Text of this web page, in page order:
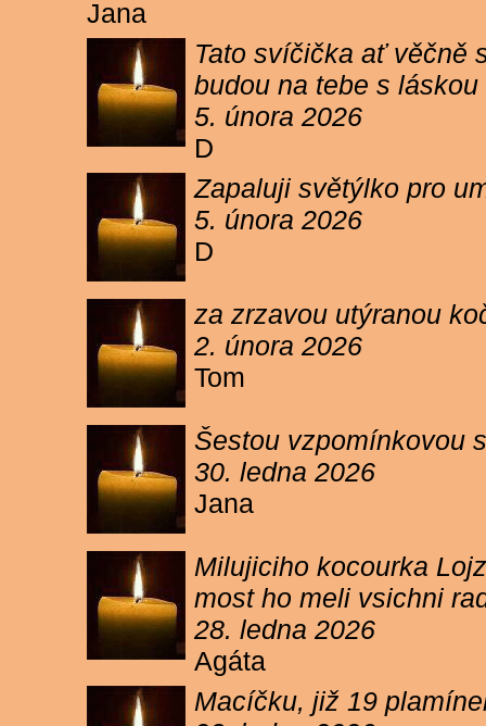
Jana
Tato svíčička ať věčně
budou na tebe s
5. února 2026
D
Zapaluji světýlko pro
5. února 2026
D
za zrzavou utýranou
2. února 2026
Tom
Šestou vzpomínkovou
30. ledna 2026
Jana
Milujiciho kocourka
most ho meli vsichni
28. ledna 2026
Agáta
Macíčku, již 19